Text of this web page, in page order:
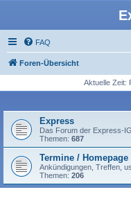
FAQ
Foren-Übersicht
Aktuelle Zeit:
Express
Das Forum der Express-IG
Themen: 687
Termine / Homepage
Ankündigungen, Treffen,
Themen: 206